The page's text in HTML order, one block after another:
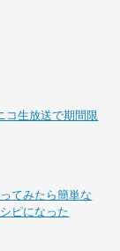
コ生放送で期間限
てみたら簡単な
ピになった